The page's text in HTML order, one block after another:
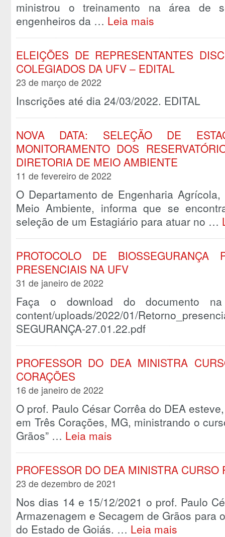
ministrou o treinamento na área de
engenheiros da … Leia mais
ELEIÇÕES DE REPRESENTANTES
COLEGIADOS DA UFV – EDITAL
23 de março de 2022
Inscrições até dia 24/03/2022. EDITAL
NOVA DATA: SELEÇÃO DE
MONITORAMENTO DOS
DIRETORIA DE MEIO AMBIENTE
11 de fevereiro de 2022
O Departamento de Engenharia
Meio Ambiente, informa que se
seleção de um Estagiário para atuar no …
PROTOCOLO DE
PRESENCIAIS NA UFV
31 de janeiro de 2022
Faça o download do documento na
content/uploads/2022/01/
SEGURANÇA-27.01.22.pdf
PROFESSOR DO DEA MINISTRA
CORAÇÕES
16 de janeiro de 2022
O prof. Paulo César Corrêa do DEA
em Três Corações, MG, ministrando o
Grãos” … Leia mais
PROFESSOR DO DEA MINISTRA CURSO
23 de dezembro de 2021
Nos dias 14 e 15/12/2021 o prof. Paulo
Armazenagem e Secagem de Grãos para
do Estado de Goiás. … Leia mais